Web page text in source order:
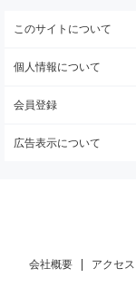
このサイトについて
個人情報について
会員登録
広告表示について
会社概要 アクセス